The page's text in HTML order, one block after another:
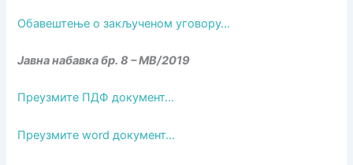
Обавештење о закљученом уговору…
Јавна набавка бр. 8 – МВ/2019
Преузмите ПДФ документ…
Преузмите word документ…